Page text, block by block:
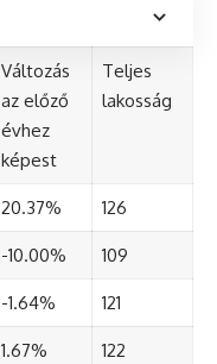
Változás
az előző
évhez
képest
Teljes
lakosság
20.37% 126
-10.00% 109
-1.64% 121
1.67% 122